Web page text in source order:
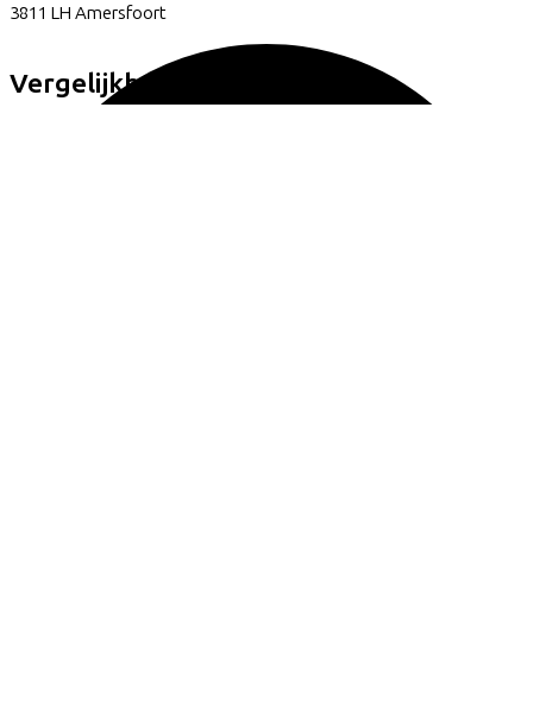
3811 LH Amersfoort
Vergelijkbare fietsen